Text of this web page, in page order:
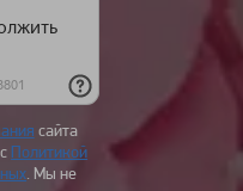
сайта
Политикой
. Мы не